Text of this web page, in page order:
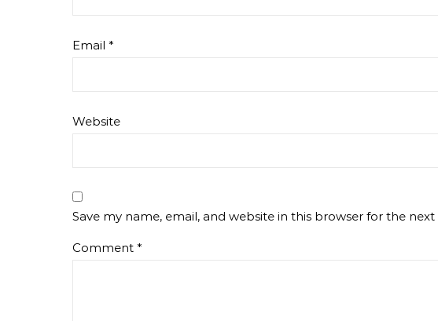
Email *
Website
Save my name, email, and website in this browser for the
Comment *